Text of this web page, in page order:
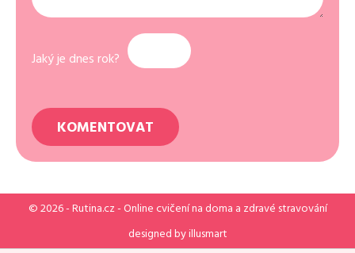
Jaký je dnes rok?
© 2026 - Rutina.cz- Online cvičení na doma a zdravé stravování
designed byillusmart